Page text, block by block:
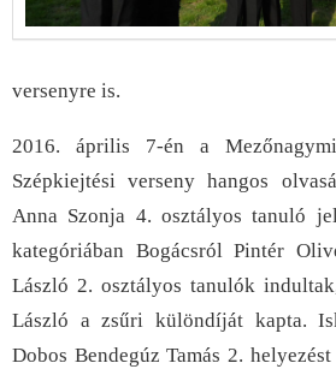
versenyre is.
2016. április 7-én a
Szépkiejtési verseny hangos
Anna Szonja 4. osztályos tanuló
kategóriában Bogácsról Pintér
László 2. osztályos tanulók
László a zsűri különdíját kapta.
Dobos Bendegúz Tamás 2.